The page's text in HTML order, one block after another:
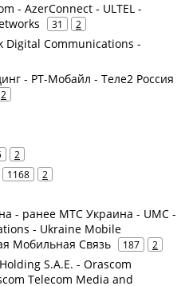
- AzerConnect - ULTEL -
31 2
Digital Communications -
- РТ-Мобайл - Теле2 Россия
2
2
1168 2
- ранее МТС Украина - UMC -
- Ukraine Mobile
Мобильная Связь
187 2
S.A.E. - Orascom
Telecom Media and